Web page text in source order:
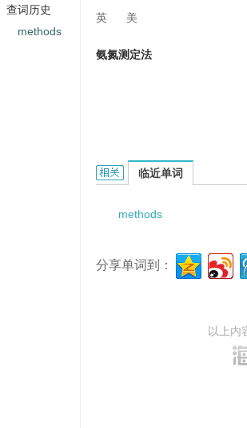
英 美
氨氮测定法
methods for ammonia
临近单词
methods
分享单词到：
以上内
查词历史
methods